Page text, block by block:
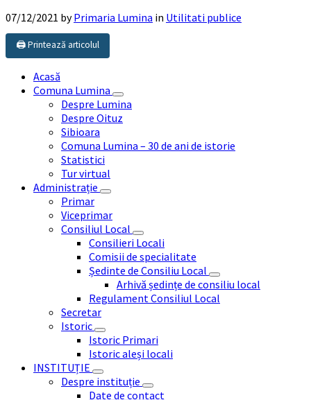
07/12/2021 byPrimaria Lumina in Utilitati publice
🖨️ Printează articolul
Acasă
Comuna Lumina
Despre Lumina
Despre Oituz
Sibioara
Comuna Lumina – 30 de ani de istorie
Statistici
Tur virtual
Administrație
Primar
Viceprimar
Consiliul Local
Consilieri Locali
Comisii de specialitate
Ședinte de Consiliu Local
Arhivă ședințe de consiliu local
Regulament Consiliul Local
Secretar
Istoric
Istoric Primari
Istoric aleși locali
INSTITUȚIE
Despre instituție
Date de contact